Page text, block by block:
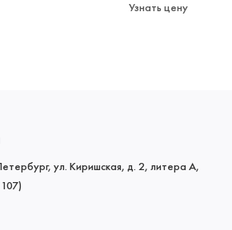
ул. Киришская, д. 2, литера А,